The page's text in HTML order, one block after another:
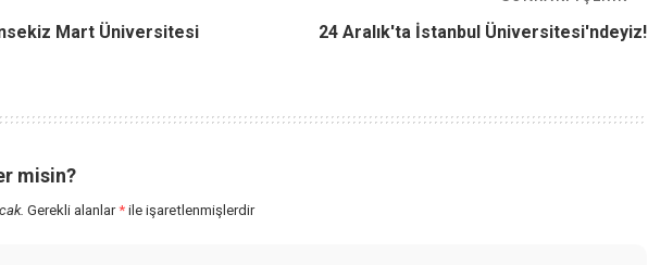
Mart Üniversitesi
24 Aralık'ta İstanbul Üniversitesi'ndeyiz!
misin?
Gerekli alanlar* ile işaretlenmişlerdir